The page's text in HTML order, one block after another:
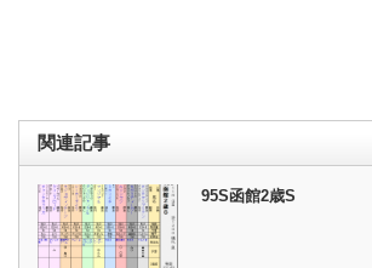
関連記事
95S函館2歳S